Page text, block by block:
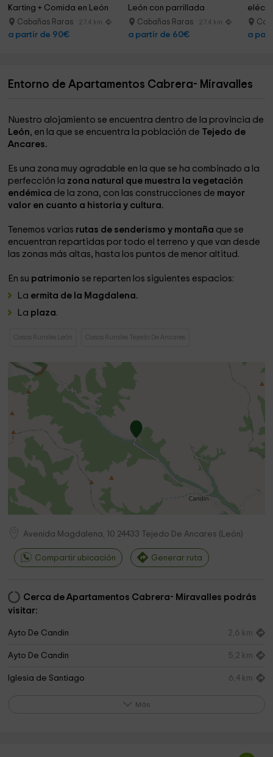
Karting + Comida en León
Cabañas Raras 27.4 km
a partir de 90€
León con parrillada
Cabañas Raras 27.4 km
a partir de 60€ a
Entorno de Apartamentos Cabrera- Miravalles
Nuestro alojamiento se encuentra dentro de la provincia de
León, en la que se encuentra la población de Tejedo de
Ancares.
Es una zona muy agradable en la que se ha combinado a la
perfección la zona natural que muestra la vegetación
endémica de la zona, con las construcciones de mayor
valor en cuanto a historia y cultura.
Tenemos varias rutas de senderismo y montaña que se
encuentran repartidas por todo el terreno y que van desde
las zonas más altas, hasta los puntos de menor altitud.
En su patrimonio se reparten los siguientes espacios:
La ermita de la Magdalena.
La plaza.
Casas Rurales León Casas Rurales Tejedo De Ancares
Avenida Magdalena, 10 24433 Tejedo De Ancares ( León)
Compartir ubicación Generar ruta
Cerca de Apartamentos Cabrera- Miravalles podrás
visitar:
Ayto De Candin 2,6 km
Ayto De Candin 5,2 km
Iglesia de Santiago 6,4 km
Más